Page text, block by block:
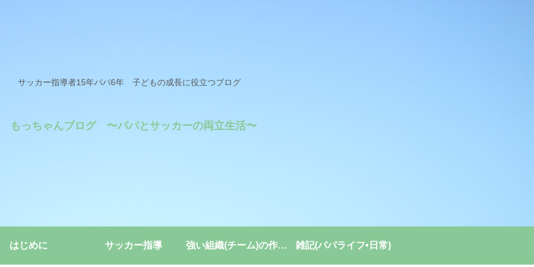
サッカー指導者15年パパ6年 子どもの成長に役立つブログ
もっちゃんブログ 〜パパとサッカーの両立生活〜
はじめに サッカー指導 強い組織(チーム)の作り方 雑記(パパライフ•日常)